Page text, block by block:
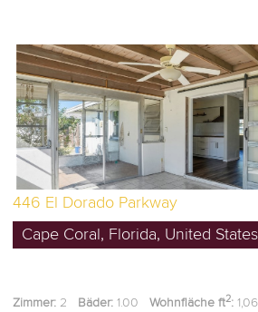
446 El Dorado Parkway
Cape Coral, Florida, United States
Zimmer: 2 Bäder: 1.00Wohnfläche ft2: